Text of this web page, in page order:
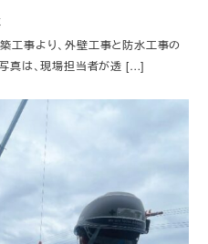
工事より、外壁工事と防水工事の
真は、現場担当者が透 […]